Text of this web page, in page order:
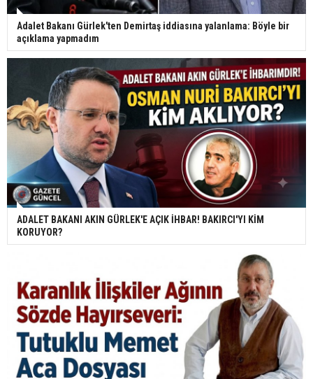
Adalet Bakanı Gürlek'ten Demirtaş iddiasına yalanlama: Böyle bir
açıklama yapmadım
ADALET BAKANI AKIN GÜRLEK'E AÇIK İHBAR! BAKIRCI'YI KİM
KORUYOR?